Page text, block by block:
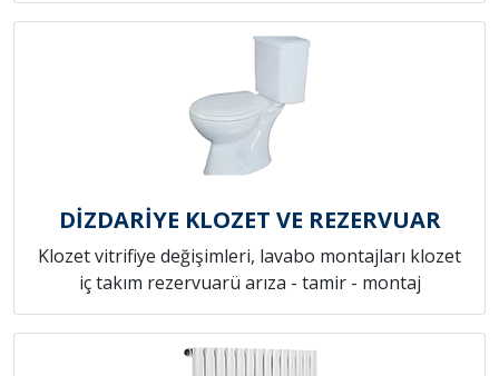
DİZDARİYE KLOZET VE REZERVUAR
Klozet vitrifiye değişimleri, lavabo montajları klozet
iç takım rezervuarü arıza - tamir - montaj